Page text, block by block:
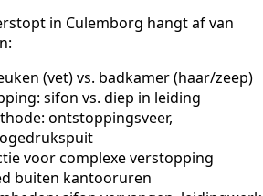
in Culemborg hangt af van
(vet) vs. badkamer (haar/zeep)
sifon vs. diep in leiding
ontstoppingsveer,
voor complexe verstopping
buiten kantooruren